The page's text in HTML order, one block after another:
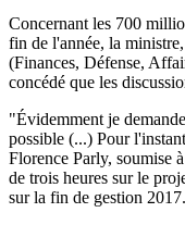
Concernant les 700
fin de l'année, la
(Finances, Défense,
concédé que les
"Évidemment je
possible (...) Pour
Florence Parly, soumise
de trois heures sur le
sur la fin de gestion 2017.